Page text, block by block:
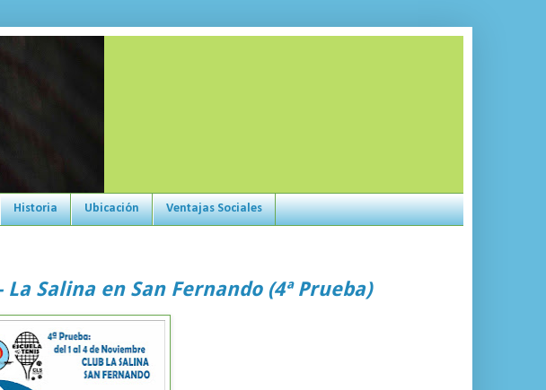
Historia Ubicación Ventajas Sociales
Salina en San Fernando (4ª Prueba)